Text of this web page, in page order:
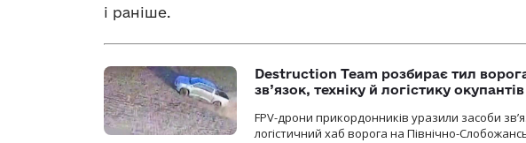
і раніше.
Destruction Team розбирає тил
зв’язок, техніку й логістику окупантів
FPV-дрони прикордонників уразили засоби
логістичний хаб ворога на Північно-